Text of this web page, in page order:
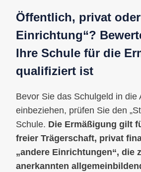
Öffentlich, privat
Einrichtung“?
Ihre Schule für die
qualifiziert ist
Bevor Sie das Schulgeld in die
einbeziehen, prüfen Sie den
Schule. Die Ermäßigung gilt
freier Trägerschaft, privat
„andere Einrichtungen“, die
anerkannten